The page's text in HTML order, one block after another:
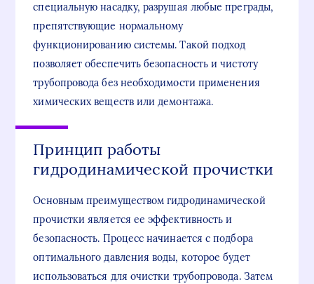
специальную насадку, разрушая любые преграды,
препятствующие нормальному
функционированию системы. Такой подход
позволяет обеспечить безопасность и чистоту
трубопровода без необходимости применения
химических веществ или демонтажа.
Принцип работы
гидродинамической прочистки
Основным преимуществом гидродинамической
прочистки является ее эффективность и
безопасность. Процесс начинается с подбора
оптимального давления воды, которое будет
использоваться для очистки трубопровода. Затем